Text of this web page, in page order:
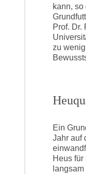
kann,
Prof. Dr.
zu
Ein
Jahr auf
Heus